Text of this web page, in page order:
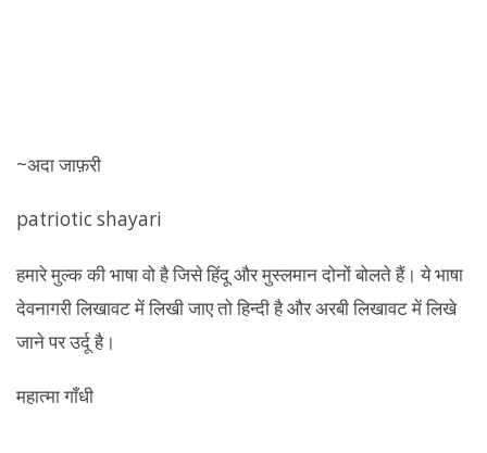
~अदा जाफ़री
patriotic shayari
हमारे मुल्क की भाषा वो है जिसे हिंदू और मुस्लमान दोनों बोलते हैं। ये भाषा
देवनागरी लिखावट में लिखी जाए तो हिन्दी है और अरबी लिखावट में लिखे
जाने पर उर्दू है।
महात्मा गाँधी